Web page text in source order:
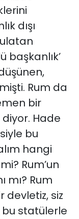
dışı
başkanlık’
Rum da
bir
Hade
bu
hangi
Rum’un
mı? Rum
devletiz, siz
bu statülerle